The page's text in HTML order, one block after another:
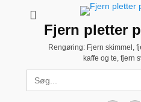
Fjern pletter
Rengøring: Fjern skimmel,
kaffe og te, fjern
Search
for: